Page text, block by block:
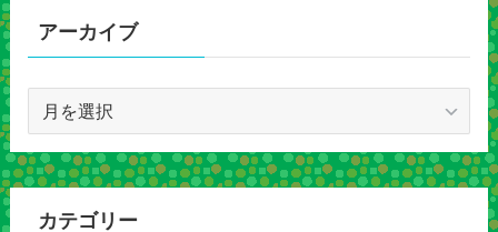
アーカイブ
カ
イ
カテゴリー